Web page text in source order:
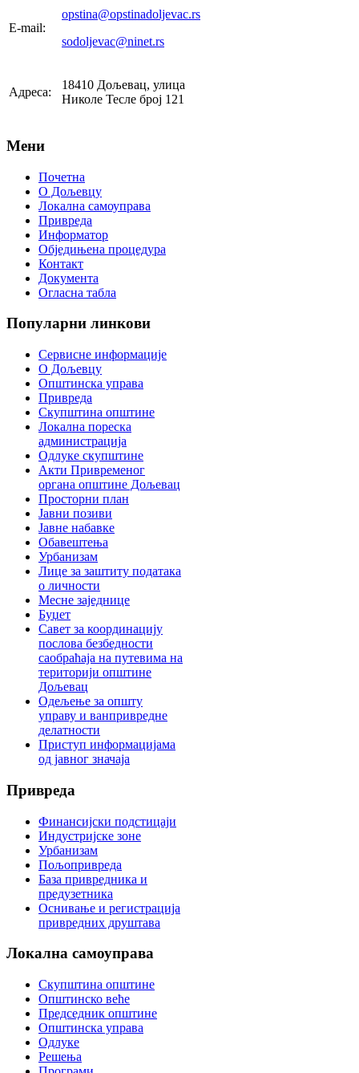
E-mail:
opstina@opstinadoljevac.rs
sodoljevac@ninet.rs
Адреса:
18410 Дољевац, улица
Николе Тесле број 121
Мени
Почетна
О Дољевцу
Локална самоуправа
Привреда
Информатор
Обједињена процедура
Контакт
Документа
Огласна табла
Популарни линкови
Сервисне информације
О Дољевцу
Општинска управа
Привреда
Скупштина општине
Локална пореска
администрација
Одлуке скупштине
Акти Привременог
органа општине Дољевац
Просторни план
Јавни позиви
Јавне набавке
Обавештења
Урбанизам
Лице за заштиту података
о личности
Месне заједнице
Буџет
Савет за координацију
послова безбедности
саобраћаја на путевима на
територији општине
Дољевац
Одељење за општу
управу и ванпривредне
делатности
Приступ информацијама
од јавног значаја
Привреда
Финансијски подстицаји
Индустријске зоне
Урбанизам
Пољопривреда
База привредника и
предузетника
Оснивање и регистрација
привредних друштава
Локална самоуправа
Скупштина општине
Општинско веће
Председник општине
Општинска управа
Одлуке
Решења